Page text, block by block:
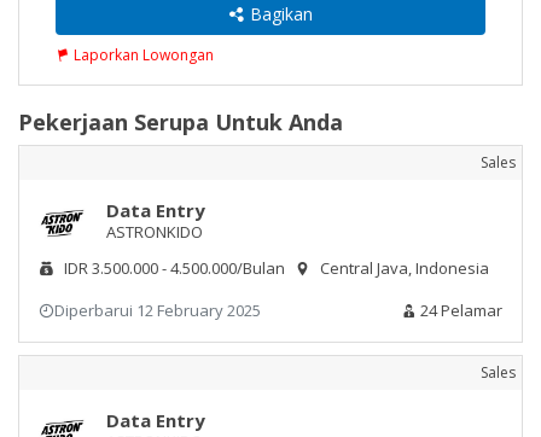
Bagikan
Laporkan Lowongan
Pekerjaan Serupa Untuk Anda
Sales
Data Entry
ASTRONKIDO
IDR 3.500.000 - 4.500.000/Bulan
Central Java, Indonesia
Diperbarui 12 February 2025
24 Pelamar
Sales
Data Entry